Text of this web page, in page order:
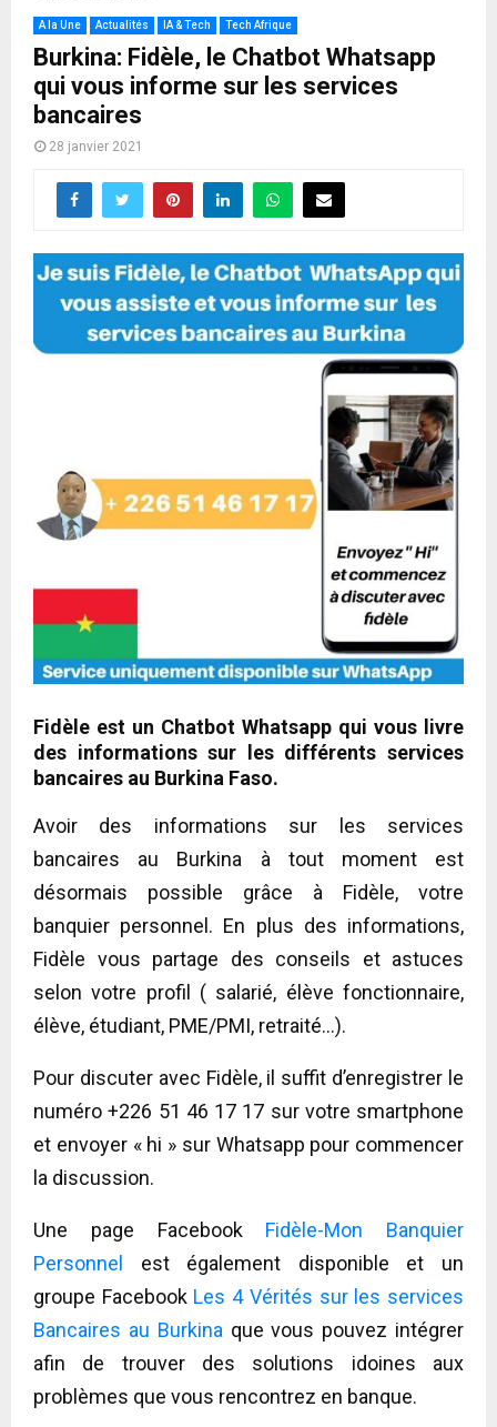
A la Une Actualités IA & Tech Tech Afrique
Burkina: Fidèle, le Chatbot Whatsapp
qui vous informe sur les services
bancaires
28 janvier 2021
Fidèle est un Chatbot Whatsapp qui vous livre
des informations sur les différents services
bancaires au Burkina Faso.
Avoir des informations sur les services
bancaires au Burkina à tout moment est
désormais possible grâce à Fidèle, votre
banquier personnel. En plus des informations,
Fidèle vous partage des conseils et astuces
selon votre profil ( salarié, élève fonctionnaire,
élève, étudiant, PME/PMI, retraité…).
Pour discuter avec Fidèle, il suffit d’enregistrer le
numéro +226 51 46 17 17 sur votre smartphone
et envoyer « hi » sur Whatsapp pour commencer
la discussion.
Une page Facebook Fidèle-Mon Banquier
Personnel
est également disponible et un
groupe Facebook Les 4 Vérités sur les services
Bancaires au Burkina que vous pouvez intégrer
afin de trouver des solutions idoines aux
problèmes que vous rencontrez en banque.